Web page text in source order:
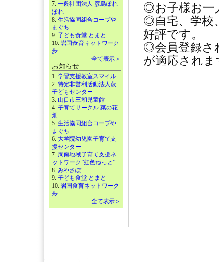
7. 一般社団法人 彦島ぽれ
ぽれ
8. 生活協同組合コープや
まぐち
9. 子ども食堂 とまと
10. 岩国食育ネットワーク
歩
全て表示＞
お知らせ
1. 学習支援教室スマイル
2. 特定非営利活動法人萩
子どもセンター
3. 山口市三和児童館
4. 子育てサークル 菜の花
畑
5. 生活協同組合コープや
まぐち
6. 大学院幼児園子育て支
援センター
7. 周南地域子育て支援ネ
ットワーク”虹色ねっと”
8. みやさぽ
9. 子ども食堂 とまと
10. 岩国食育ネットワーク
歩
全て表示＞
◎お子様お一
◎自宅、学校
好評です。
◎会員登録さ
が適応されま